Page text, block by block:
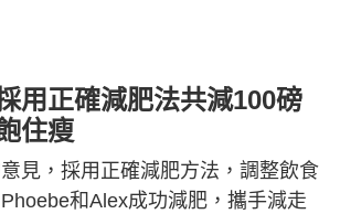
用正確減肥法共減100磅
住瘦
見，採用正確減肥方法，調整飲食
和Alex成功減肥，攜手減走